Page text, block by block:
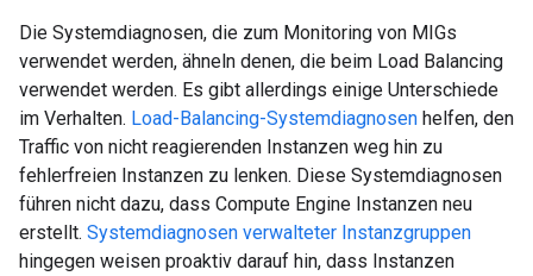
Die Systemdiagnosen, die zum Monitoring von MIGs
verwendet werden, ähneln denen, die beim Load Balancing
verwendet werden. Es gibt allerdings einige Unterschiede
im Verhalten. Load-Balancing-Systemdiagnosen helfen, den
Traffic von nicht reagierenden Instanzen weg hin zu
fehlerfreien Instanzen zu lenken. Diese Systemdiagnosen
führen nicht dazu, dass Compute Engine Instanzen neu
erstellt. Systemdiagnosen verwalteter Instanzgruppen
hingegen weisen proaktiv darauf hin, dass Instanzen